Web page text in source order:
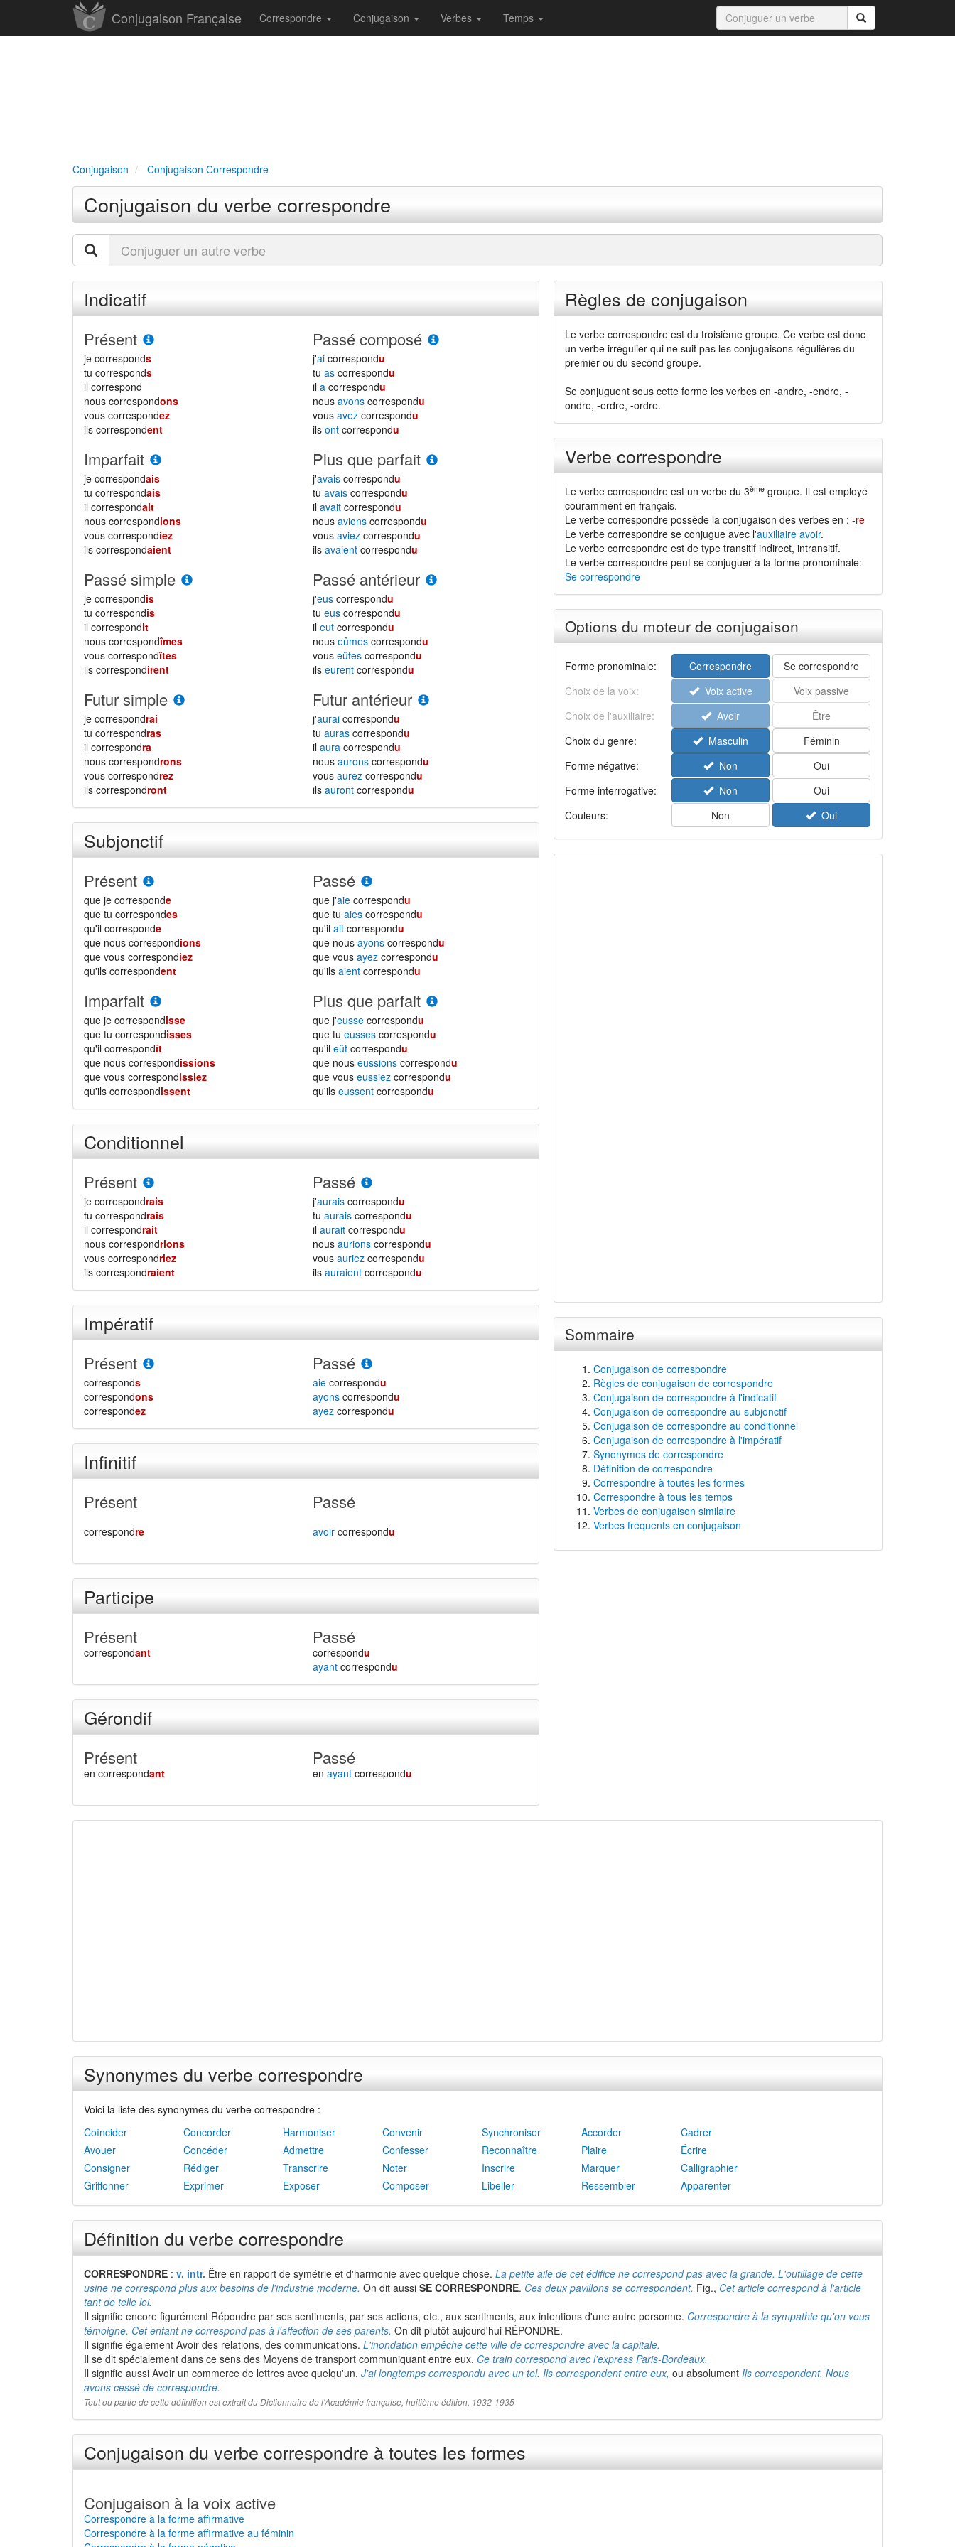
Conjugaison Française Correspondre Conjugaison Verbes Temps
Conjugaison Conjugaison Correspondre
Conjugaison du verbe correspondre
Indicatif
Présent
je corresponds
tu corresponds
il correspond
nous correspondons
vous correspondez
ils correspondent
Passé composé
j'ai correspondu
tuas correspondu
ila correspondu
nousavons correspondu
vousavez correspondu
ilsont correspondu
Imparfait
je correspondais
tu correspondais
il correspondait
nous correspondions
vous correspondiez
ils correspondaient
Plus que parfait
j'avais correspondu
tuavais correspondu
ilavait correspondu
nousavions correspondu
vousaviez correspondu
ilsavaient correspondu
Passé simple
je correspondis
tu correspondis
il correspondit
nous correspondîmes
vous correspondîtes
ils correspondirent
Passé antérieur
j'eus correspondu
tueus correspondu
ileut correspondu
nouseûmes correspondu
vouseûtes correspondu
ilseurent correspondu
Futur simple
je correspondrai
tu correspondras
il correspondra
nous correspondrons
vous correspondrez
ils correspondront
Futur antérieur
j'aurai correspondu
tuauras correspondu
ilaura correspondu
nousaurons correspondu
vousaurez correspondu
ilsauront correspondu
Subjonctif
Présent
que je corresponde
que tu correspondes
qu'il corresponde
que nous correspondions
que vous correspondiez
qu'ils correspondent
Passé
que j'aie correspondu
que tuaies correspondu
qu'ilait correspondu
que nousayons correspondu
que vousayez correspondu
qu'ilsaient correspondu
Imparfait
que je correspondisse
que tu correspondisses
qu'il correspondît
que nous correspondissions
que vous correspondissiez
qu'ils correspondissent
Plus que parfait
que j'eusse correspondu
que tueusses correspondu
qu'ileût correspondu
que nouseussions correspondu
que vouseussiez correspondu
qu'ilseussent correspondu
Conditionnel
Présent
je correspondrais
tu correspondrais
il correspondrait
nous correspondrions
vous correspondriez
ils correspondraient
Passé
j'aurais correspondu
tuaurais correspondu
ilaurait correspondu
nousaurions correspondu
vousauriez correspondu
ilsauraient correspondu
Impératif
Présent
corresponds
correspondons
correspondez
Passé
aie correspondu
ayons correspondu
ayez correspondu
Infinitif
Présent
correspondre
Passé
avoir correspondu
Participe
Présent
correspondant
Passé
correspondu
ayant correspondu
Gérondif
Présent
en correspondant
Passé
enayant correspondu
Règles de conjugaison
Le verbe correspondre est du troisième groupe. Ce verbe est donc
un verbe irrégulier qui ne suit pas les conjugaisons régulières du
premier ou du second groupe.
Se conjuguent sous cette forme les verbes en -andre, -endre, -
ondre, -erdre, -ordre.
Verbe correspondre
Le verbe correspondre est un verbe du 3èmegroupe. Il est employé
couramment en français.
Le verbe correspondre possède la conjugaison des verbes en : -re
Le verbe correspondre se conjugue avec l'auxiliaire avoir.
Le verbe correspondre est de type transitif indirect, intransitif.
Le verbe correspondre peut se conjuguer à la forme pronominale:
Se correspondre
Options du moteur de conjugaison
Forme pronominale: Correspondre
Se correspondre
Choix de la voix:
Voix active
Voix passive
Choix de l'auxiliaire:
Avoir
Être
Choix du genre:
Masculin
Féminin
Forme négative:
Non
Oui
Forme interrogative:
Non
Oui
Couleurs:
Non Oui
Sommaire
Conjugaison de correspondre
Règles de conjugaison de correspondre
Conjugaison de correspondre à l'indicatif
Conjugaison de correspondre au subjonctif
Conjugaison de correspondre au conditionnel
Conjugaison de correspondre à l'impératif
Synonymes de correspondre
Définition de correspondre
Correspondre à toutes les formes
Correspondre à tous les temps
Verbes de conjugaison similaire
Verbes fréquents en conjugaison
Synonymes du verbe correspondre
Voici la liste des synonymes du verbe correspondre :
Coïncider
Concorder Harmoniser Convenir Synchroniser Accorder
Cadrer
Avouer
Concéder Admettre Confesser Reconnaître Plaire
Écrire
Consigner
Rédiger Transcrire Noter Inscrire Marquer
Calligraphier
Griffonner
Exprimer Exposer Composer Libeller Ressembler Apparenter
Définition du verbe correspondre
CORRESPONDRE : v. intr. Être en rapport de symétrie et d'harmonie avec quelque chose. La petite aile de cet édifice ne correspond pas avec la grande. L'outillage de cette
usine ne correspond plus aux besoins de l'industrie moderne. On dit aussi SE CORRESPONDRE. Ces deux pavillons se correspondent. Fig., Cet article correspond à l'article
tant de telle loi.
Il signifie encore figurément Répondre par ses sentiments, par ses actions, etc., aux sentiments, aux intentions d'une autre personne. Correspondre à la sympathie qu'on vous
témoigne. Cet enfant ne correspond pas à l'affection de ses parents. On dit plutôt aujourd'hui RÉPONDRE.
Il signifie également Avoir des relations, des communications. L'inondation empêche cette ville de correspondre avec la capitale.
Il se dit spécialement dans ce sens des Moyens de transport communiquant entre eux. Ce train correspond avec l'express Paris-Bordeaux.
Il signifie aussi Avoir un commerce de lettres avec quelqu'un. J'ai longtemps correspondu avec un tel. Ils correspondent entre eux, ou absolument Ils correspondent. Nous
avons cessé de correspondre.
Tout ou partie de cette définition est extrait du Dictionnaire de l'Académie française, huitième édition, 1932-1935
Conjugaison du verbe correspondre à toutes les formes
Conjugaison à la voix active
Correspondre à la forme affirmative
Correspondre à la forme affirmative au féminin